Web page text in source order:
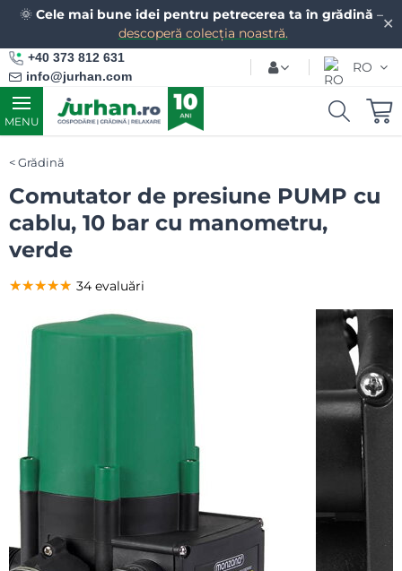
✕
🌞 Cele mai bune idei pentru petrecerea ta în grădină –
descoperă colecția noastră.
+40 373 812 631
info@jurhan.com
RO
MENU
Grădină
Comutator de presiune PUMP cu
cablu, 10 bar cu manometru,
verde
★★★★★
★★★★★
★★★★★ 34 evaluări